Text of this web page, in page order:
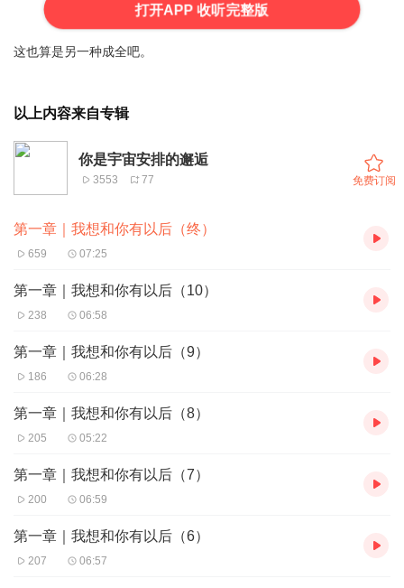
打开APP 收听完整版
这也算是另一种成全吧。
以上内容来自专辑
你是宇宙安排的邂逅
3553 77 免费订阅
第一章｜我想和你有以后（终）
659 07:25
第一章｜我想和你有以后（10）
238 06:58
第一章｜我想和你有以后（9）
186 06:28
第一章｜我想和你有以后（8）
205 05:22
第一章｜我想和你有以后（7）
200 06:59
第一章｜我想和你有以后（6）
207 06:57